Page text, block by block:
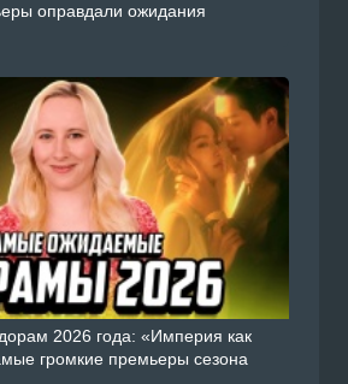
оправдали ожидания
2026 года: «Империя как
громкие премьеры сезона